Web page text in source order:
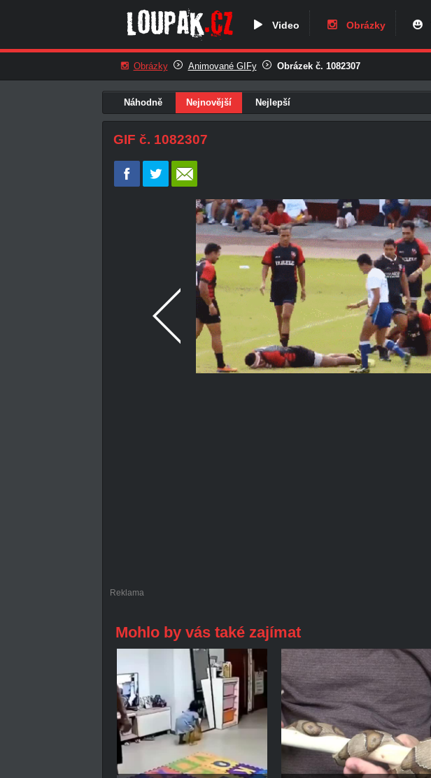
Video Obrázky
Obrázky Animované GIFy Obrázek č. 1082307
Náhodně Nejnovější Nejlepší
GIF č. 1082307
Reklama
Mohlo by vás také zajímat